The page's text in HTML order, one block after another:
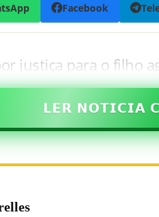
Facebook
justiça para o filho
𝗟𝗘𝗥 𝗡𝗢𝗧𝗜𝗖𝗜𝗔